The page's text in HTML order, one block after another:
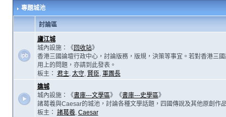
專題城池
討論區
廬江城
城內設施：《回收站》
香港三國論壇行政中心，討論版務，版規，決策等事宜。若對香港三
用上的問題，亦請到此發表。
板主： 君主, 太守, 賢臣, 軍團長
譙城
城內設施：《書庫---文學區》《書庫---史學區》
諸葛羲與Caesar的城池，討論各種文學話題，四國傳說及其他原創作
板主： 諸葛羲, Caesar